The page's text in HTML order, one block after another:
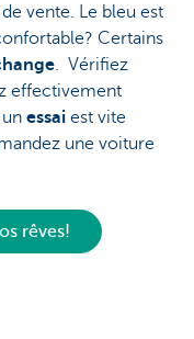
vente. Le bleu est
Certains
. Vérifiez
effectivement
essai est vite
une voiture
rêves!